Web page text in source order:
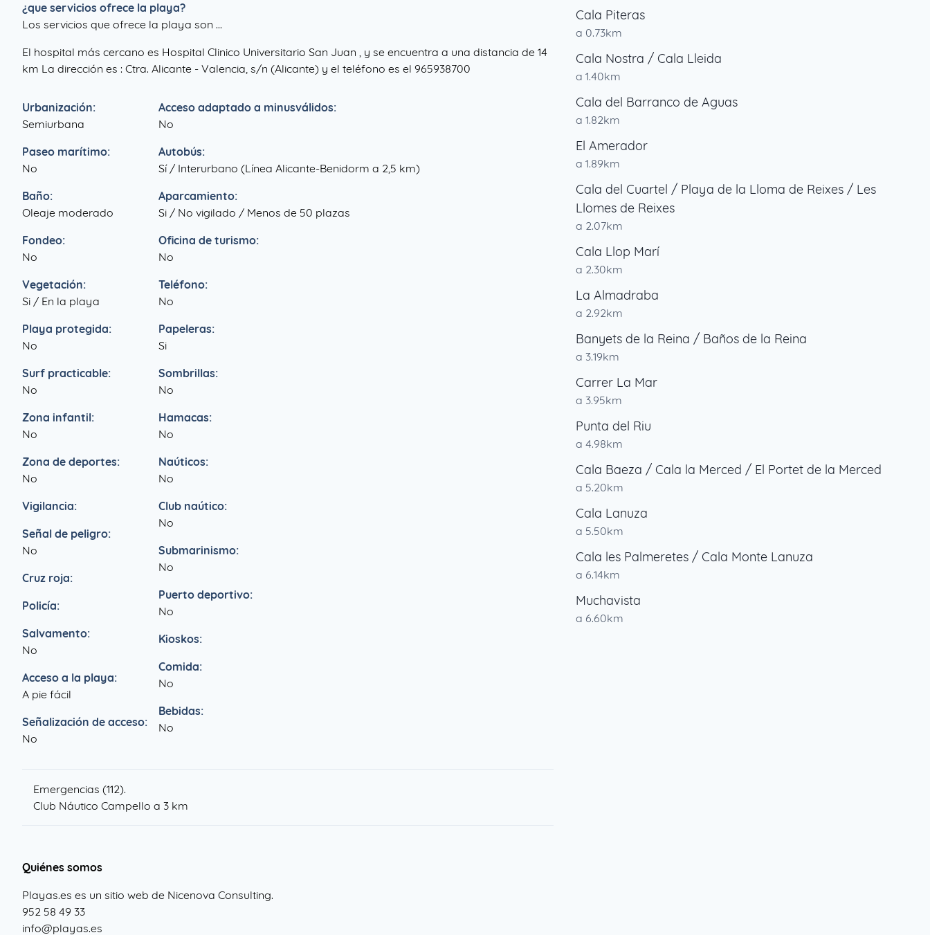
¿que servicios ofrece la playa?
Los servicios que ofrece la playa son ...
El hospital más cercano es Hospital Clinico Universitario San Juan , y se encuentra a una distancia de 14
km La dirección es : Ctra. Alicante - Valencia, s/n (Alicante) y el teléfono es el 965938700
Urbanización:
Semiurbana
Paseo marítimo:
No
Baño:
Oleaje moderado
Fondeo:
No
Vegetación:
Si / En la playa
Playa protegida:
No
Surf practicable:
No
Zona infantil:
No
Zona de deportes:
No
Vigilancia:
Señal de peligro:
No
Cruz roja:
Policía:
Salvamento:
No
Acceso a la playa:
A pie fácil
Señalización de acceso:
No
Acceso adaptado a minusválidos:
No
Autobús:
Sí / Interurbano (Línea Alicante-Benidorm a 2,5 km)
Aparcamiento:
Si / No vigilado / Menos de 50 plazas
Oficina de turismo:
No
Teléfono:
No
Papeleras:
Si
Sombrillas:
No
Hamacas:
No
Naúticos:
No
Club naútico:
No
Submarinismo:
No
Puerto deportivo:
No
Kioskos:
Comida:
No
Bebidas:
No
Emergencias (112).
Club Náutico Campello a 3 km
Cala Piteras
a 0.73km
Cala Nostra / Cala Lleida
a 1.40km
Cala del Barranco de Aguas
a 1.82km
El Amerador
a 1.89km
Cala del Cuartel / Playa de la Lloma de Reixes / Les
Llomes de Reixes
a 2.07km
Cala Llop Marí
a 2.30km
La Almadraba
a 2.92km
Banyets de la Reina / Baños de la Reina
a 3.19km
Carrer La Mar
a 3.95km
Punta del Riu
a 4.98km
Cala Baeza / Cala la Merced / El Portet de la Merced
a 5.20km
Cala Lanuza
a 5.50km
Cala les Palmeretes / Cala Monte Lanuza
a 6.14km
Muchavista
a 6.60km
Quiénes somos
Playas.es es un sitio web de Nicenova Consulting.
952 58 49 33
info@playas.es